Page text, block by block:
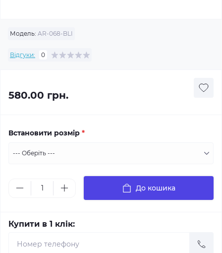
Модель: AR-068-BLI
Відгуки: 0
580.00 грн.
Встановити розмір *
До кошика
Купити в 1 клік: